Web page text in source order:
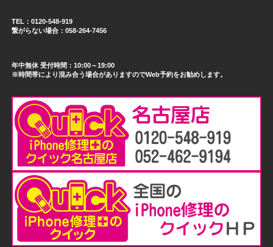
TEL：0120-548-919
繋がらない場合：058-264-7456
年中無休 受付時間：10:00～19:00
※時間帯により混み合う場合がありますのでWeb予約をお勧めします。